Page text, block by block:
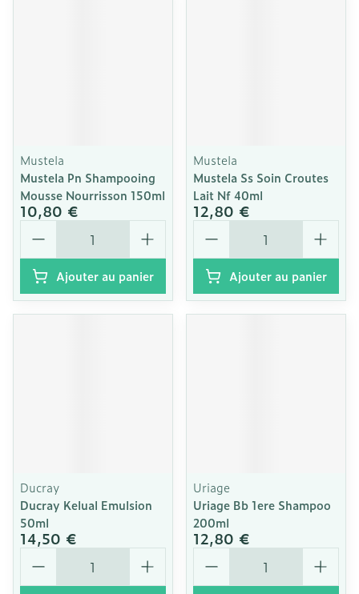
Mustela
Mustela Pn Shampooing
Mousse Nourrisson 150ml
10,80 €
Quantité
Ajouter au panier
Mustela
Mustela Ss Soin Croutes
Lait Nf 40ml
12,80 €
Quantité
Ajouter au panier
Ducray
Ducray Kelual Emulsion
50ml
14,50 €
Quantité
Uriage
Uriage Bb 1ere Shampoo
200ml
12,80 €
Quantité